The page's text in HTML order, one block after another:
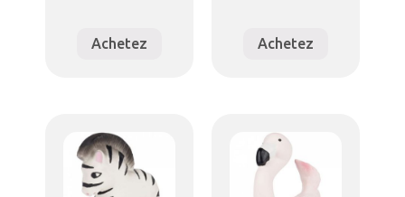
Achetez Achetez